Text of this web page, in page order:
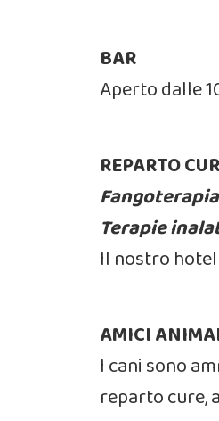
BAR
Aperto dalle
REPARTO
Fangoterapia
Terapie
Il nostro
AMICI
I cani sono
reparto cure,